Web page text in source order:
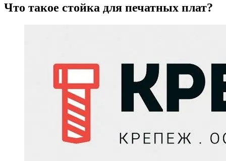
Что такое стойка для печатных плат?